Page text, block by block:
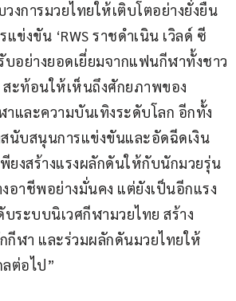
งการมวยไทยให้เติบโตอย่างยั่งยืน
แข่งขัน ‘RWS ราชดำเนิน เวิลด์ ซี
บอย่างยอดเยี่ยมจากแฟนกีฬาทั้งชาว
ะท้อนให้เห็นถึงศักยภาพของ
และความบันเทิงระดับโลก อีกทั้ง
นับสนุนการแข่งขันและอัดฉีดเงิน
พียงสร้างแรงผลักดันให้กับนักมวยรุ่น
อาชีพอย่างมั่นคง แต่ยังเป็นอีกแรง
ระบบนิเวศกีฬามวยไทย สร้าง
กีฬา และร่วมผลักดันมวยไทยให้
ต่อไป”